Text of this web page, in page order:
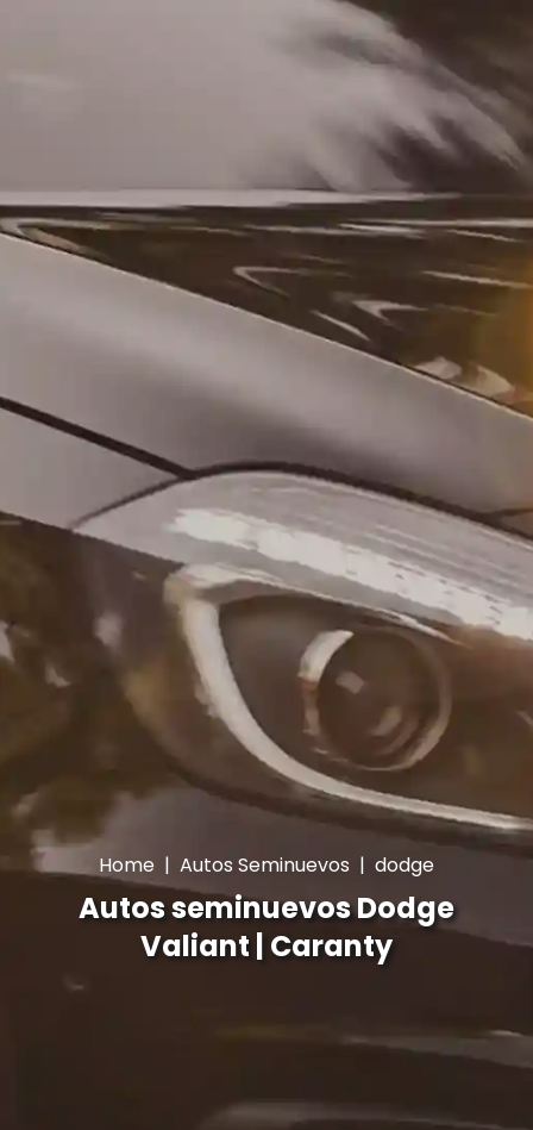
Home | Autos Seminuevos | dodge
Autos seminuevos Dodge
Valiant | Caranty